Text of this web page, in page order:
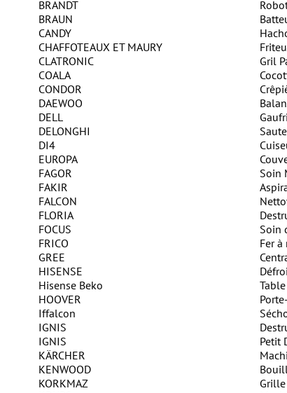
BRANDT
BRAUN
CANDY
CHAFFOTEAUX ET MAURY
CLATRONIC
COALA
CONDOR
DAEWOO
DELL
DELONGHI
DI4
EUROPA
FAGOR
FAKIR
FALCON
FLORIA
FOCUS
FRICO
GREE
HISENSE
Hisense Beko
HOOVER
Iffalcon
IGNIS
IGNIS
KÄRCHER
KENWOOD
KORKMAZ
Gril
Soin
Soin
Fer à
Petit